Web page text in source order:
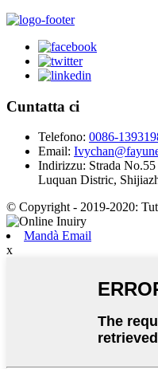
Cuntatta ci
Telefono: 0086-
Email:
Indirizzu: Strada
Luquan Distric,
© Copyright - 2019-2020:
Mandà Email
x